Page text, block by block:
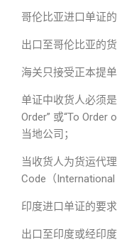
哥伦比亚进口单证
出口至哥伦比亚的货
海关只接受正本提
单证中收货人必须
Order” 或“To Order
当地公司；
当收货人为货运代
Code（International
印度进口单证的要求
出口至印度或经印度